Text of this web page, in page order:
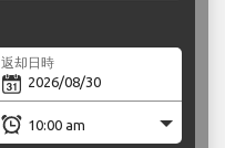
返却日時